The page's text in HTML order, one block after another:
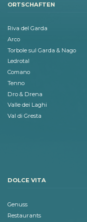
ORTSCHAFTEN
Riva del Garda
Arco
Torbole sul Garda & Nago
Ledrotal
Comano
Tenno
Dro & Drena
Valle dei Laghi
Val di Gresta
DOLCE VITA
Genuss
Restaurants